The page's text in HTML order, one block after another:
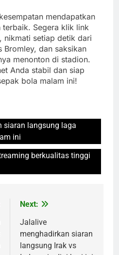
mendapatkan
terbaik. Segera klik link
nikmati setiap detik dari
Bromley, dan saksikan
menonton di stadion.
Anda stabil dan siap
bola malam ini!
siaran langsung laga
ini
berkualitas tinggi
Next:
Jalalive
menghadirkan siaran
langsung Irak vs